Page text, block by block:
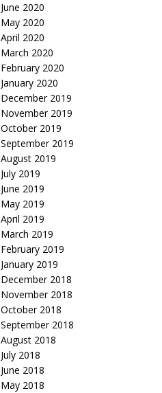
June 2020
May 2020
April 2020
March 2020
February 2020
January 2020
December 2019
November 2019
October 2019
September 2019
August 2019
July 2019
June 2019
May 2019
April 2019
March 2019
February 2019
January 2019
December 2018
November 2018
October 2018
September 2018
August 2018
July 2018
June 2018
May 2018